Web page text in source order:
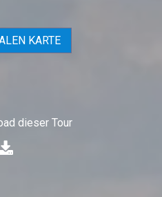
KARTE
dieser Tour